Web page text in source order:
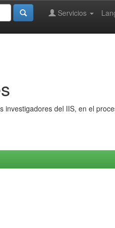
Servicios
investigadores del IIS, en el